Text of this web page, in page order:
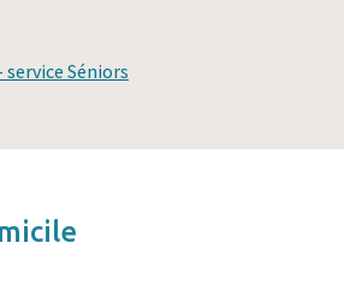
service Séniors